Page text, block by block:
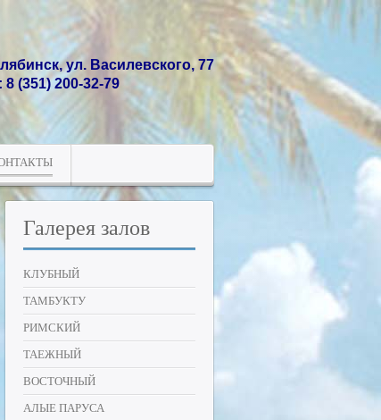
ул. Василевского, 77
8 (351) 200-32-79
Галерея залов
КЛУБНЫЙ
ТАМБУКТУ
РИМСКИЙ
ТАЕЖНЫЙ
ВОСТОЧНЫЙ
АЛЫЕ ПАРУСА